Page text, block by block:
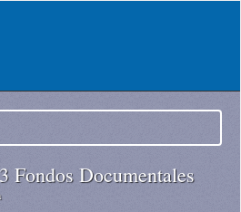
Fondos Documentales